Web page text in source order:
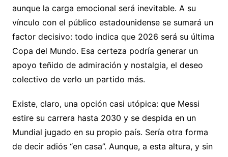
aunque la carga emocional será inevitable. A su
vínculo con el público estadounidense se sumará un
factor decisivo: todo indica que 2026 será su última
Copa del Mundo. Esa certeza podría generar un
apoyo teñido de admiración y nostalgia, el deseo
colectivo de verlo un partido más.
Existe, claro, una opción casi utópica: que Messi
estire su carrera hasta 2030 y se despida en un
Mundial jugado en su propio país. Sería otra forma
de decir adiós “en casa”. Aunque, a esta altura, y sin